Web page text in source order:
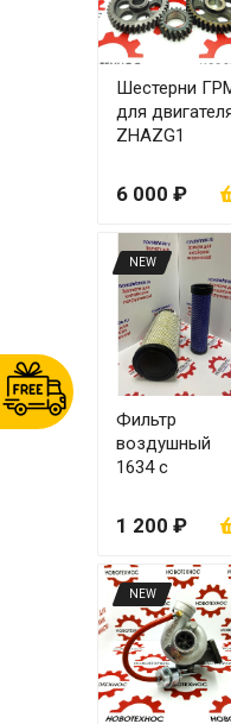
Шестерни
для
ZHAZG1
6 000 ₽
NEW
Фильтр
воздушный
1634 с
(колба)
1 200 ₽
NEW